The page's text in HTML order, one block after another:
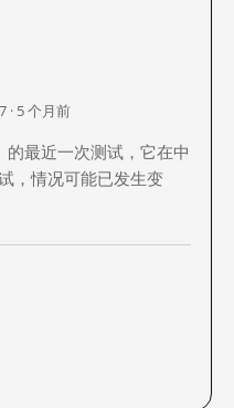
· 5 个月前
最近一次测试，它在中
，情况可能已发生变